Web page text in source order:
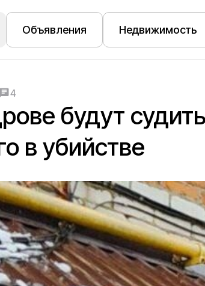
Объявления Недвижимость
4
будут
в убийстве